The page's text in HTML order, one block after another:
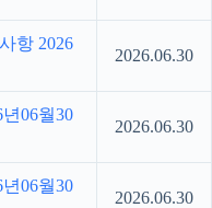
항 2026
2026.06.30
06월30
2026.06.30
06월30
2026.06.30